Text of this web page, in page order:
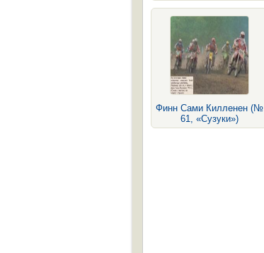
Финн Сами Килленен (№
61, «Сузуки»)